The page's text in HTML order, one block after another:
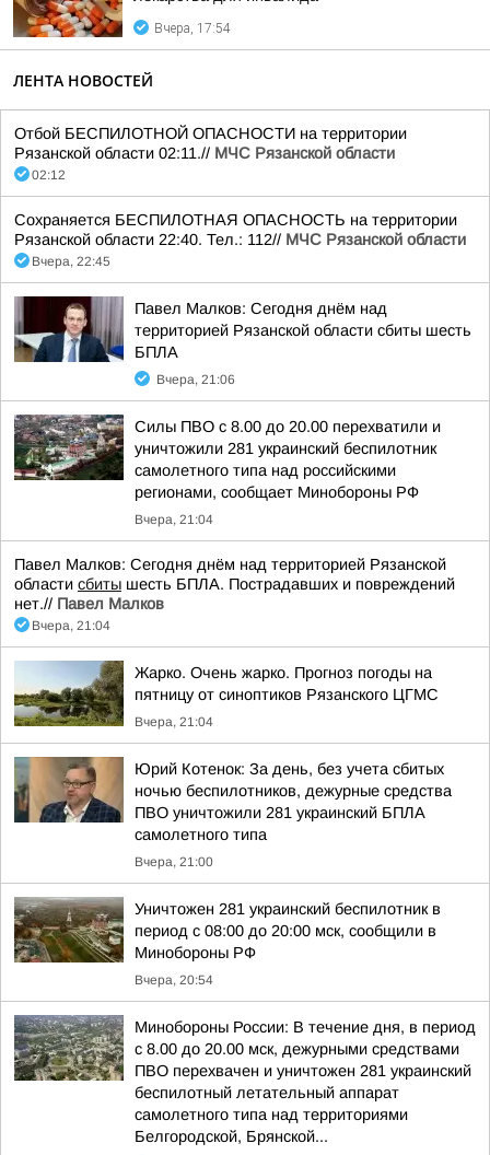
Вчера, 17:54
ЛЕНТА НОВОСТЕЙ
Отбой БЕСПИЛОТНОЙ ОПАСНОСТИ на территории
Рязанской области 02:11.// МЧС Рязанской области
02:12
Сохраняется БЕСПИЛОТНАЯ ОПАСНОСТЬ на территории
Рязанской области 22:40. Тел.: 112// МЧС Рязанской области
Вчера, 22:45
Павел Малков: Сегодня днём над
территорией Рязанской области сбиты шесть
БПЛА
Вчера, 21:06
Силы ПВО с 8.00 до 20.00 перехватили и
уничтожили 281 украинский беспилотник
самолетного типа над российскими
регионами, сообщает Минобороны РФ
Вчера, 21:04
Павел Малков: Сегодня днём над территорией Рязанской
области сбиты шесть БПЛА. Пострадавших и повреждений
нет.// Павел Малков
Вчера, 21:04
Жарко. Очень жарко. Прогноз погоды на
пятницу от синоптиков Рязанского ЦГМС
Вчера, 21:04
Юрий Котенок: За день, без учета сбитых
ночью беспилотников, дежурные средства
ПВО уничтожили 281 украинский БПЛА
самолетного типа
Вчера, 21:00
Уничтожен 281 украинский беспилотник в
период с 08:00 до 20:00 мск, сообщили в
Минобороны РФ
Вчера, 20:54
Минобороны России: В течение дня, в период
с 8.00 до 20.00 мск, дежурными средствами
ПВО перехвачен и уничтожен 281 украинский
беспилотный летательный аппарат
самолетного типа над территориями
Белгородской, Брянской...